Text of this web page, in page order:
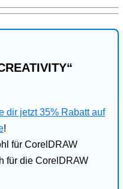
dir jetzt 35% Rabatt auf
!
für CorelDRAW
für die CorelDRAW